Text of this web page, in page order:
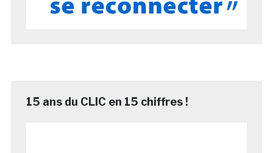
15 ans du CLIC en 15 chiffres !